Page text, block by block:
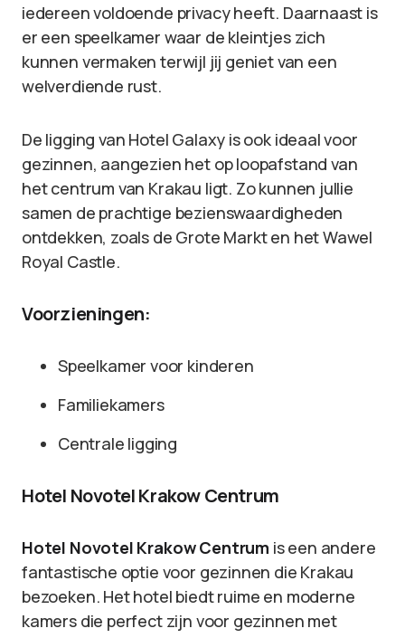
iedereen voldoende privacy heeft. Daarnaast is
er een speelkamer waar de kleintjes zich
kunnen vermaken terwijl jij geniet van een
welverdiende rust.
De ligging van Hotel Galaxy is ook ideaal voor
gezinnen, aangezien het op loopafstand van
het centrum van Krakau ligt. Zo kunnen jullie
samen de prachtige bezienswaardigheden
ontdekken, zoals de Grote Markt en het Wawel
Royal Castle.
Voorzieningen:
Speelkamer voor kinderen
Familiekamers
Centrale ligging
Hotel Novotel Krakow Centrum
Hotel Novotel Krakow Centrum is een andere
fantastische optie voor gezinnen die Krakau
bezoeken. Het hotel biedt ruime en moderne
kamers die perfect zijn voor gezinnen met